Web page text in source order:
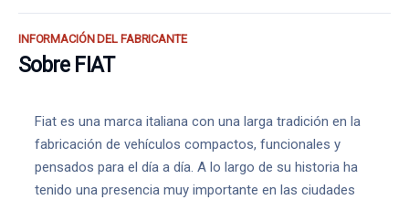
INFORMACIÓN DEL FABRICANTE
Sobre FIAT
Fiat es una marca italiana con una larga tradición en la
fabricación de vehículos compactos, funcionales y
pensados para el día a día. A lo largo de su historia ha
tenido una presencia muy importante en las ciudades